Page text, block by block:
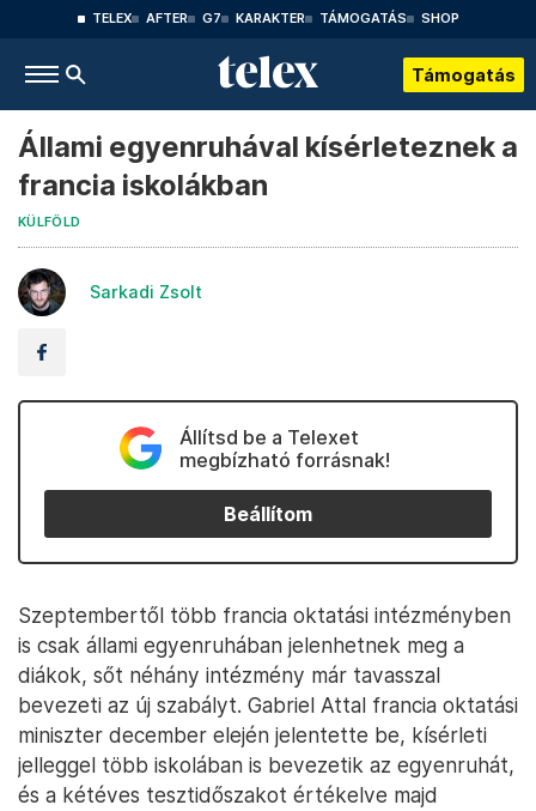
TELEX AFTER G7 KARAKTER TÁMOGATÁS SHOP
Támogatás
Állami egyenruhával kísérleteznek a
francia iskolákban
KÜLFÖLD
Sarkadi Zsolt
Állítsd be a Telexet
megbízható forrásnak!
Beállítom
Szeptembertől több francia oktatási intézményben
is csak állami egyenruhában jelenhetnek meg a
diákok, sőt néhány intézmény már tavasszal
bevezeti az új szabályt. Gabriel Attal francia oktatási
miniszter december elején jelentette be, kísérleti
jelleggel több iskolában is bevezetik az egyenruhát,
és a kétéves tesztidőszakot értékelve majd